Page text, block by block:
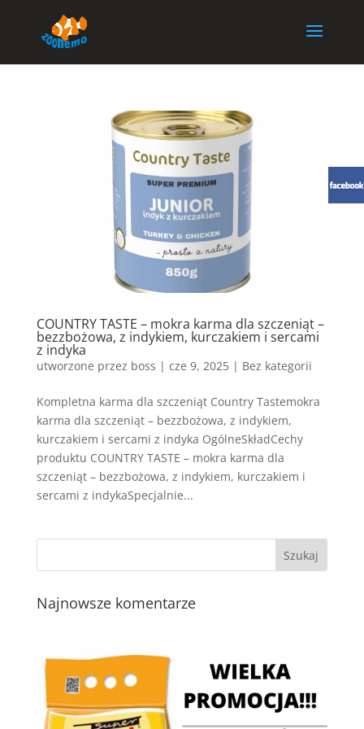
COUNTRY TASTE – mokra karma dla szczeniąt –
bezzbożowa, z indykiem, kurczakiem i sercami
z indyka
utworzone przez boss | cze 9, 2025| Bez kategorii
Kompletna karma dla szczeniąt Country Tastemokra
karma dla szczeniąt – bezzbożowa, z indykiem,
kurczakiem i sercami z indyka OgólneSkładCechy
produktu COUNTRY TASTE – mokra karma dla
szczeniąt – bezzbożowa, z indykiem, kurczakiem i
sercami z indykaSpecjalnie...
Najnowsze komentarze